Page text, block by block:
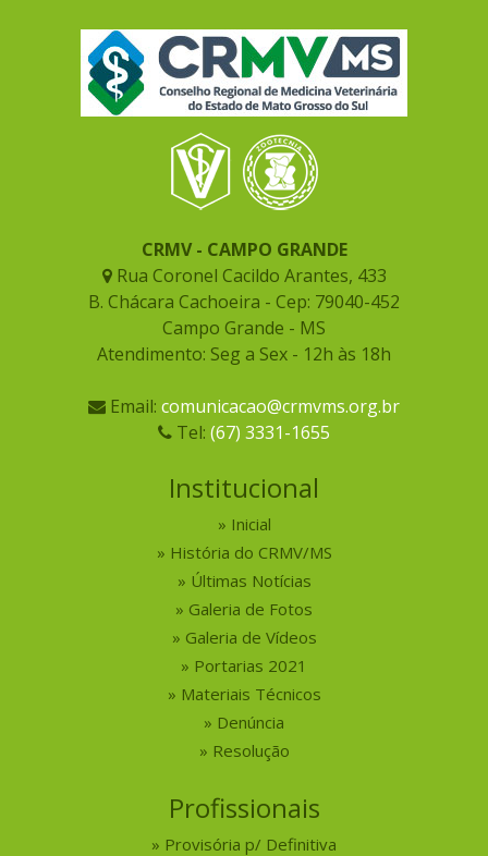
CRMV - CAMPO GRANDE
Rua Coronel Cacildo Arantes, 433
B. Chácara Cachoeira - Cep: 79040-452
Campo Grande - MS
Atendimento: Seg a Sex - 12h às 18h
Email: comunicacao@crmvms.org.br
Tel: (67) 3331-1655
Institucional
Inicial
História do CRMV/MS
Últimas Notícias
Galeria de Fotos
Galeria de Vídeos
Portarias 2021
Materiais Técnicos
Denúncia
Resolução
Profissionais
Provisória p/ Definitiva